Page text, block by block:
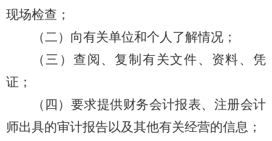
现场检查；
（二）向有关单位和个人了解情况；
（三）查阅、复制有关文件、资料、凭
证；
（四）要求提供财务会计报表、注册会计
师出具的审计报告以及其他有关经营的信息；